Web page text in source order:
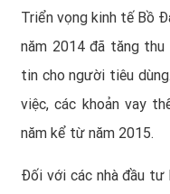
Triển vọng kinh tế Bồ
năm 2014 đã tăng thu
tin cho người tiêu
việc, các khoản vay
năm kể từ năm 2015.
Đối với các nhà đầu